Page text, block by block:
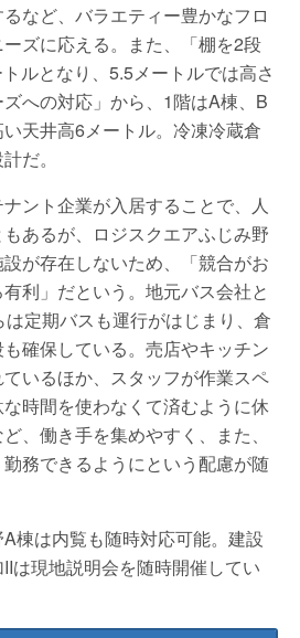
など、バラエティー豊かなフロ
ズに応える。また、「棚を2段
ルとなり、5.5メートルでは高さ
への対応」から、1階はA棟、B
天井高6メートル。冷凍冷蔵倉
だ。
ント企業が入居することで、人
あるが、ロジスクエアふじみ野
が存在しないため、「競合がお
利」だという。地元バス会社と
定期バスも運行がはじまり、倉
確保している。売店やキッチン
いるほか、スタッフが作業スペ
時間を使わなくて済むように休
、働き手を集めやすく、また、
務できるようにという配慮が随
棟は内覧も随時対応可能。建設
は現地説明会を随時開催してい